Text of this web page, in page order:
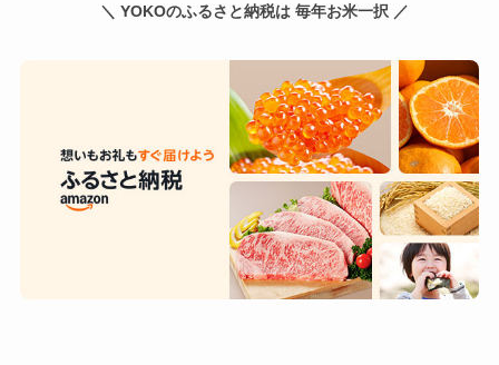
＼ YOKOのふるさと納税は 毎年お米一択 ／